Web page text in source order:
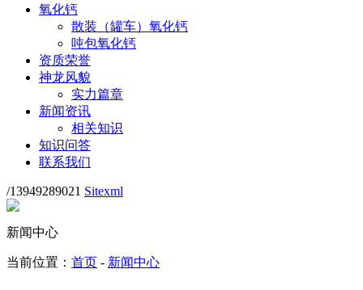
氧化钙
散装（罐车）氧化钙
吨包氧化钙
资质荣誉
神龙风貌
实力篇章
新闻资讯
相关知识
知识问答
联系我们
/13949289021 Sitexml
新闻中心
当前位置： 首页 - 新闻中心